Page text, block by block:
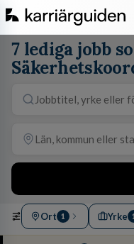
7 lediga jobb
Ort 1 Yrke